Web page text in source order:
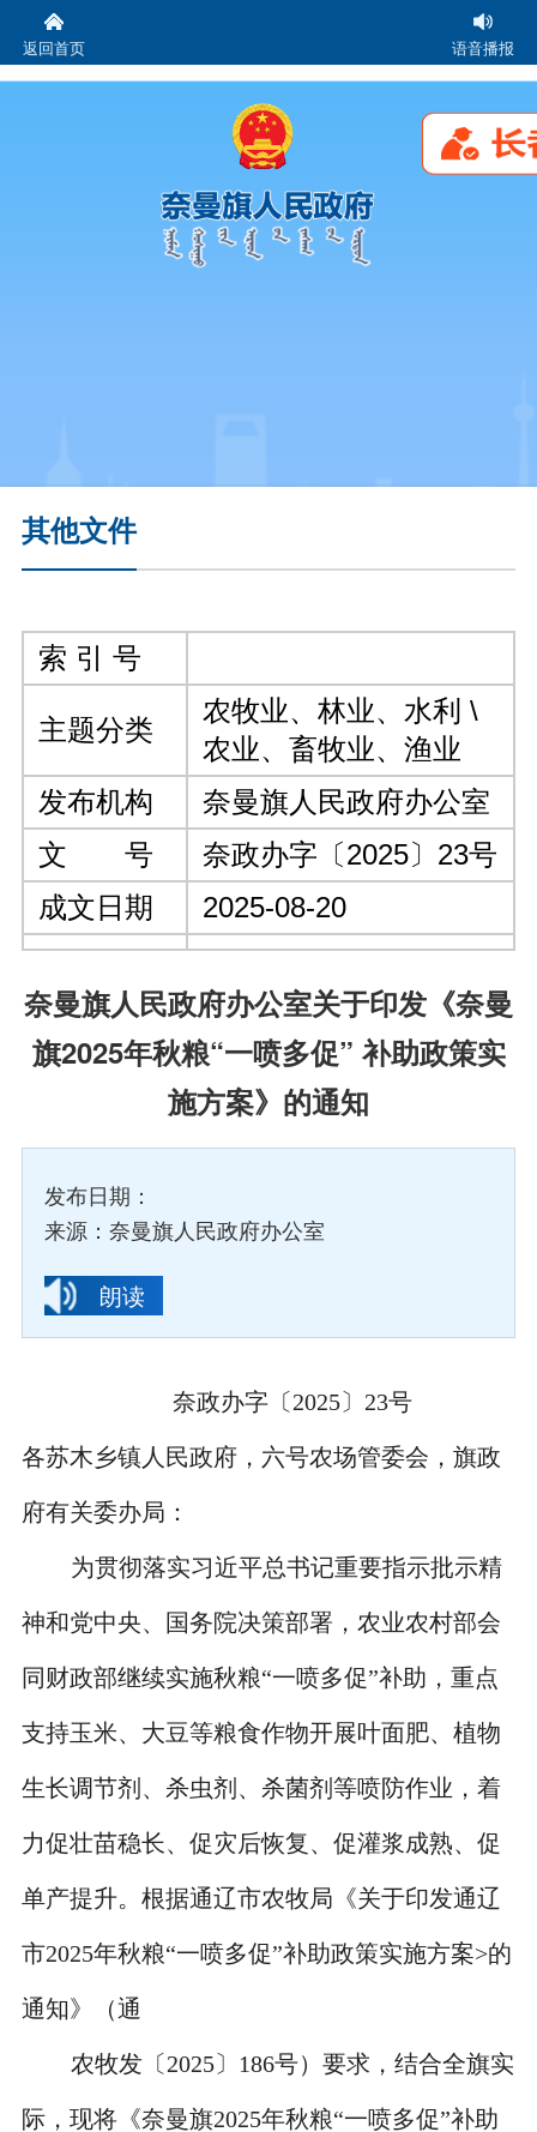
返回首页 语音播报
其他文件
索 引 号
主题分类
农牧业、林业、水利 \
农业、畜牧业、渔业
发布机构
奈曼旗人民政府办公室
文 号
​奈政办字〔2025〕23号
成文日期
2025-08-20
奈曼旗人民政府办公室关于印发《奈曼
旗2025年秋粮“一喷多促” 补助政策实
施方案》的通知
发布日期：
来源：奈曼旗人民政府办公室
朗读
奈政办字〔2025〕23号
各苏木乡镇人民政府，六号农场管委会，旗政
府有关委办局：
为贯彻落实习近平总书记重要指示批示精
神和党中央、国务院决策部署，农业农村部会
同财政部继续实施秋粮“一喷多促”补助，重点
支持玉米、大豆等粮食作物开展叶面肥、植物
生长调节剂、杀虫剂、杀菌剂等喷防作业，着
力促壮苗稳长、促灾后恢复、促灌浆成熟、促
单产提升。根据通辽市农牧局《关于印发通辽
市2025年秋粮“一喷多促”补助政策实施方案>的
通知》（通
农牧发〔2025〕186号）要求，结合全旗实
际，现将《奈曼旗2025年秋粮“一喷多促”补助